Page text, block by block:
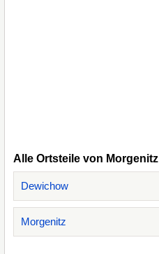
Alle Ortsteile von Morgenitz
Dewichow
Morgenitz